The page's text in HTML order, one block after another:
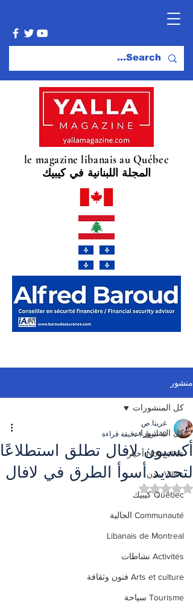
le magazine libanais au Québec
المجلة اللبنانية في كيبيك
منشور
كل المنشورات
Nouvelles أخبار
Villes مدن
Québec كيبيك
Communauté الجالية
Libanais de Montreal
Activités نشاطات
Arts et culture فنون وثقافة
Tourisme سياحة
كل المنشورات
أكسيون لافال تطلق استطلاعًا
لتحديد أسوأ الطرق في لافال
غريتا.ص
10 أبريل
1 دقيقة قراءة
تم التقييم بـ ليس رقمًا من أصل 5 نجوم.